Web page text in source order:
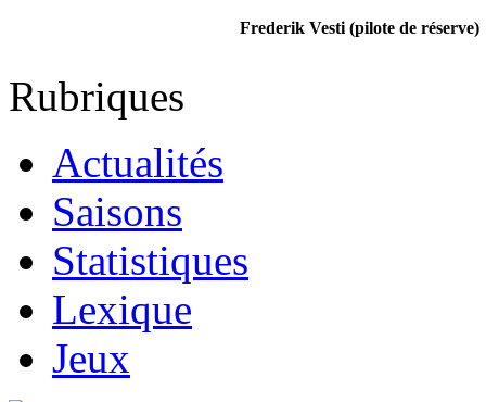
Frederik Vesti (pilote de réserve)
Rubriques
Actualités
Saisons
Statistiques
Lexique
Jeux